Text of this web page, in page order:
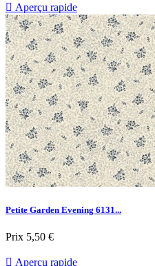
 Aperçu rapide
Petite Garden Evening 6131...
Prix 5,50 €
 Aperçu rapide